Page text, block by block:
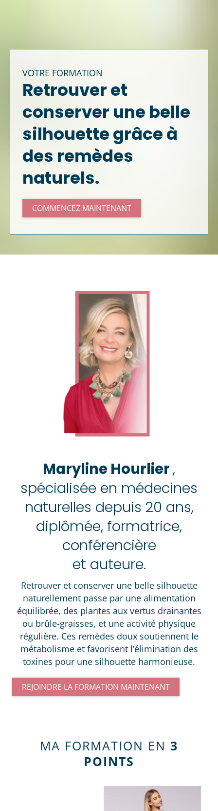
VOTRE FORMATION
Retrouver et
conserver une belle
silhouette grâce à
des remèdes
naturels.
COMMENCEZ MAINTENANT
Maryline Hourlier,
spécialisée en médecines
naturelles depuis 20 ans,
diplômée, formatrice,
conférencière
et auteure.
Retrouver et conserver une belle silhouette
naturellement passe par une alimentation
équilibrée, des plantes aux vertus drainantes
ou brûle-graisses, et une activité physique
régulière. Ces remèdes doux soutiennent le
métabolisme et favorisent l’élimination des
toxines pour une silhouette harmonieuse.
REJOINDRE LA FORMATION MAINTENANT
MA FORMATION EN 3
POINTS